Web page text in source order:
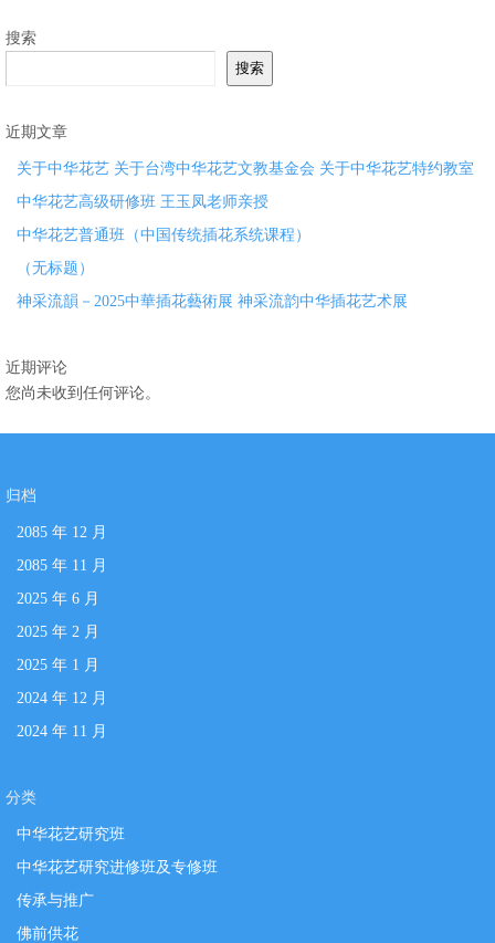
搜索
搜索
近期文章
关于中华花艺 关于台湾中华花艺文教基金会 关于中华花艺特约教室
中华花艺高级研修班 王玉凤老师亲授
中华花艺普通班（中国传统插花系统课程）
（无标题）
神采流韻－2025中華插花藝術展 神采流韵中华插花艺术展
近期评论
您尚未收到任何评论。
归档
2085 年 12 月
2085 年 11 月
2025 年 6 月
2025 年 2 月
2025 年 1 月
2024 年 12 月
2024 年 11 月
分类
中华花艺研究班
中华花艺研究进修班及专修班
传承与推广
佛前供花